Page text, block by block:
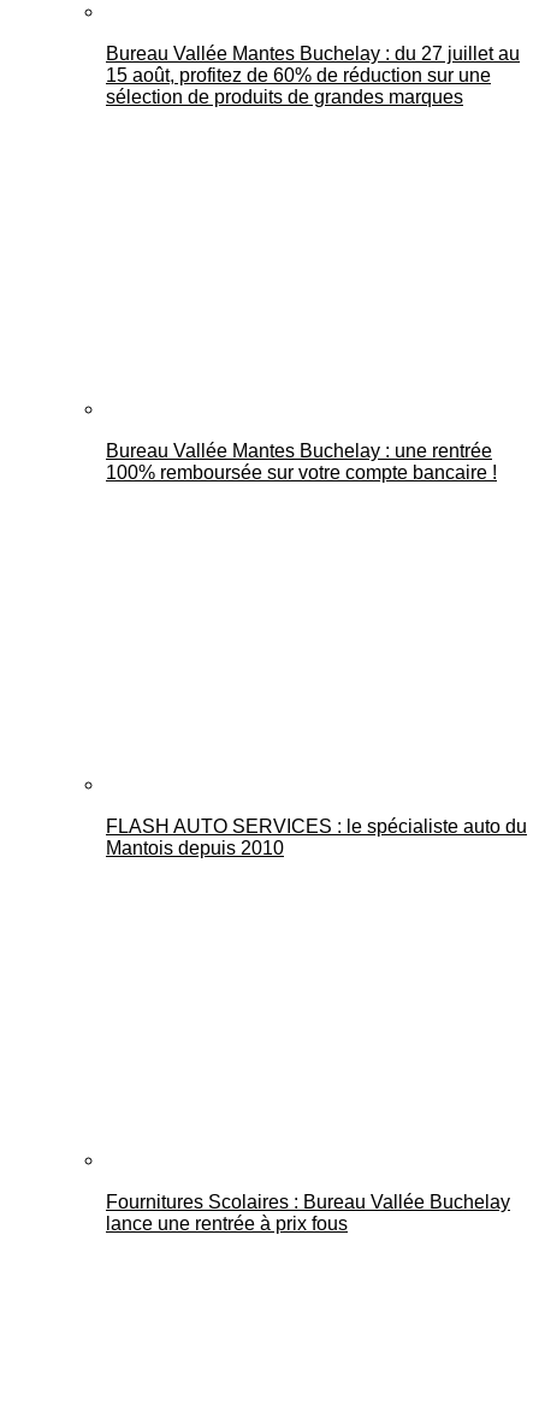
Bureau Vallée Mantes Buchelay : du 27 juillet au
15 août, profitez de 60% de réduction sur une
sélection de produits de grandes marques
Bureau Vallée Mantes Buchelay : une rentrée
100% remboursée sur votre compte bancaire !
FLASH AUTO SERVICES : le spécialiste auto du
Mantois depuis 2010
Fournitures Scolaires : Bureau Vallée Buchelay
lance une rentrée à prix fous